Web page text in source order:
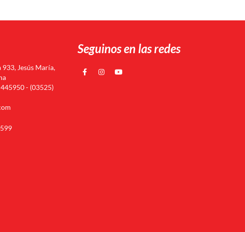
Jesús María,
- (03525)
Seguinos en las redes